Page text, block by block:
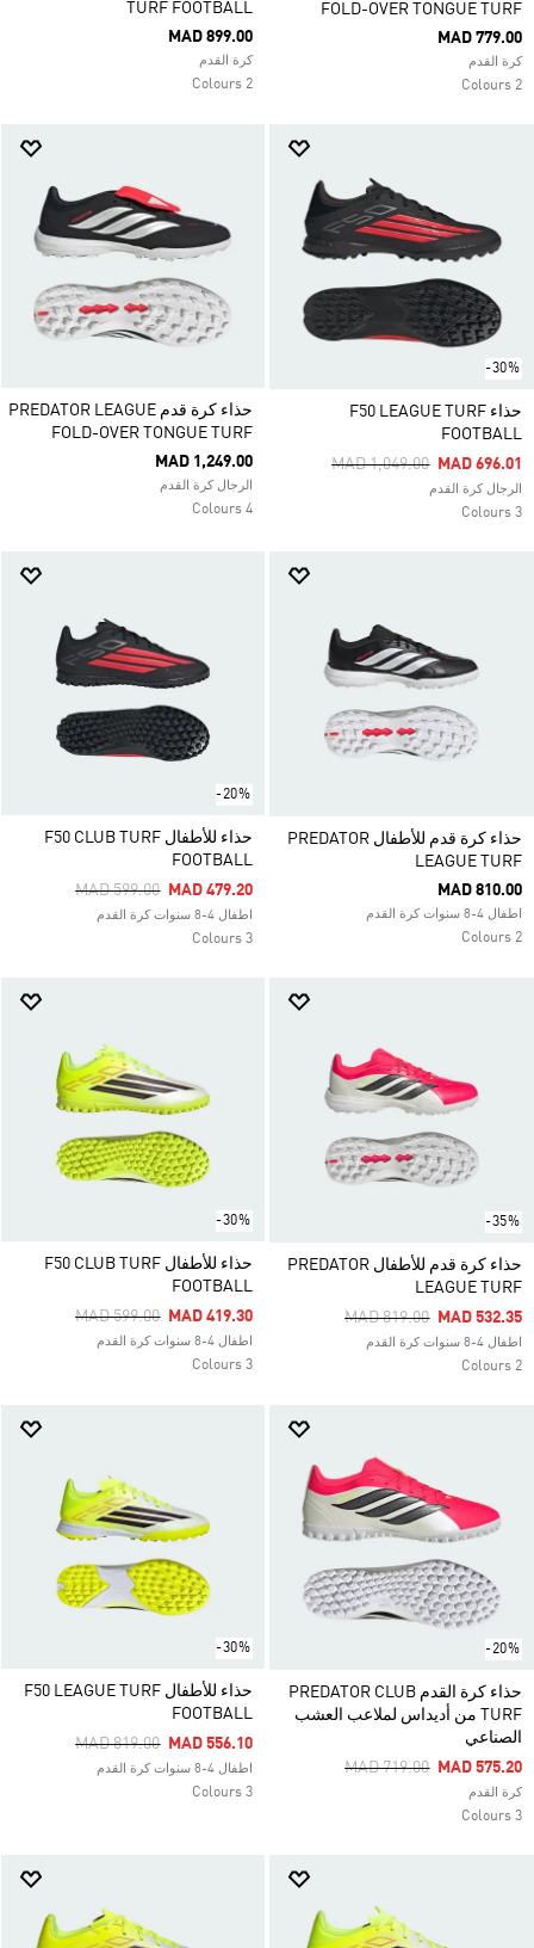
FOLD-OVER TONGUE TURF
MAD 779.00
كرة القدم
2 Colours
TURF FOOTBALL
MAD 899.00
كرة القدم
2 Colours
-30%
حذاء F50 LEAGUE TURF
FOOTBALL
Price Reduced From
MAD 1,049.00ToMAD 696.01
الرجال كرة القدم
3 Colours
حذاء كرة قدم PREDATOR LEAGUE
FOLD-OVER TONGUE TURF
MAD 1,249.00
الرجال كرة القدم
4 Colours
حذاء كرة قدم للأطفال PREDATOR
LEAGUE TURF
MAD 810.00
اطفال 4-8 سنوات كرة القدم
2 Colours
-20%
حذاء للأطفال F50 CLUB TURF
FOOTBALL‏
Price Reduced From
MAD 599.00ToMAD 479.20
اطفال 4-8 سنوات كرة القدم
3 Colours
-35%
حذاء كرة قدم للأطفال PREDATOR
LEAGUE TURF
Price Reduced From
MAD 819.00ToMAD 532.35
اطفال 4-8 سنوات كرة القدم
2 Colours
-30%
حذاء للأطفال F50 CLUB TURF
FOOTBALL
Price Reduced From
MAD 599.00ToMAD 419.30
اطفال 4-8 سنوات كرة القدم
3 Colours
-20%
حذاء كرة القدم PREDATOR CLUB
TURF من أديداس لملاعب العشب
الصناعي
Price Reduced From
MAD 719.00ToMAD 575.20
كرة القدم
3 Colours
-30%
حذاء للأطفال F50 LEAGUE TURF
FOOTBALL
Price Reduced From
MAD 819.00ToMAD 556.10
اطفال 4-8 سنوات كرة القدم
3 Colours